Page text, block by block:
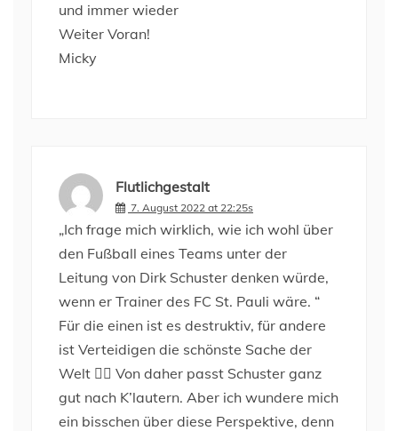
und immer wieder
Weiter Voran!
Micky
Flutlichgestalt
7. August 2022 at 22:25s
„Ich frage mich wirklich, wie ich wohl über
den Fußball eines Teams unter der
Leitung von Dirk Schuster denken würde,
wenn er Trainer des FC St. Pauli wäre. “
Für die einen ist es destruktiv, für andere
ist Verteidigen die schönste Sache der
Welt ❤️‍🔥 Von daher passt Schuster ganz
gut nach K’lautern. Aber ich wundere mich
ein bisschen über diese Perspektive, denn